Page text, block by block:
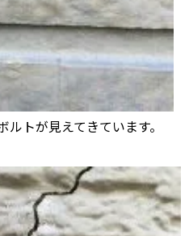
トが見えてきています。